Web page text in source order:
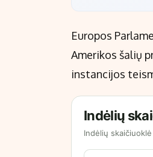
Europos
Amerikos šalių
instancijos